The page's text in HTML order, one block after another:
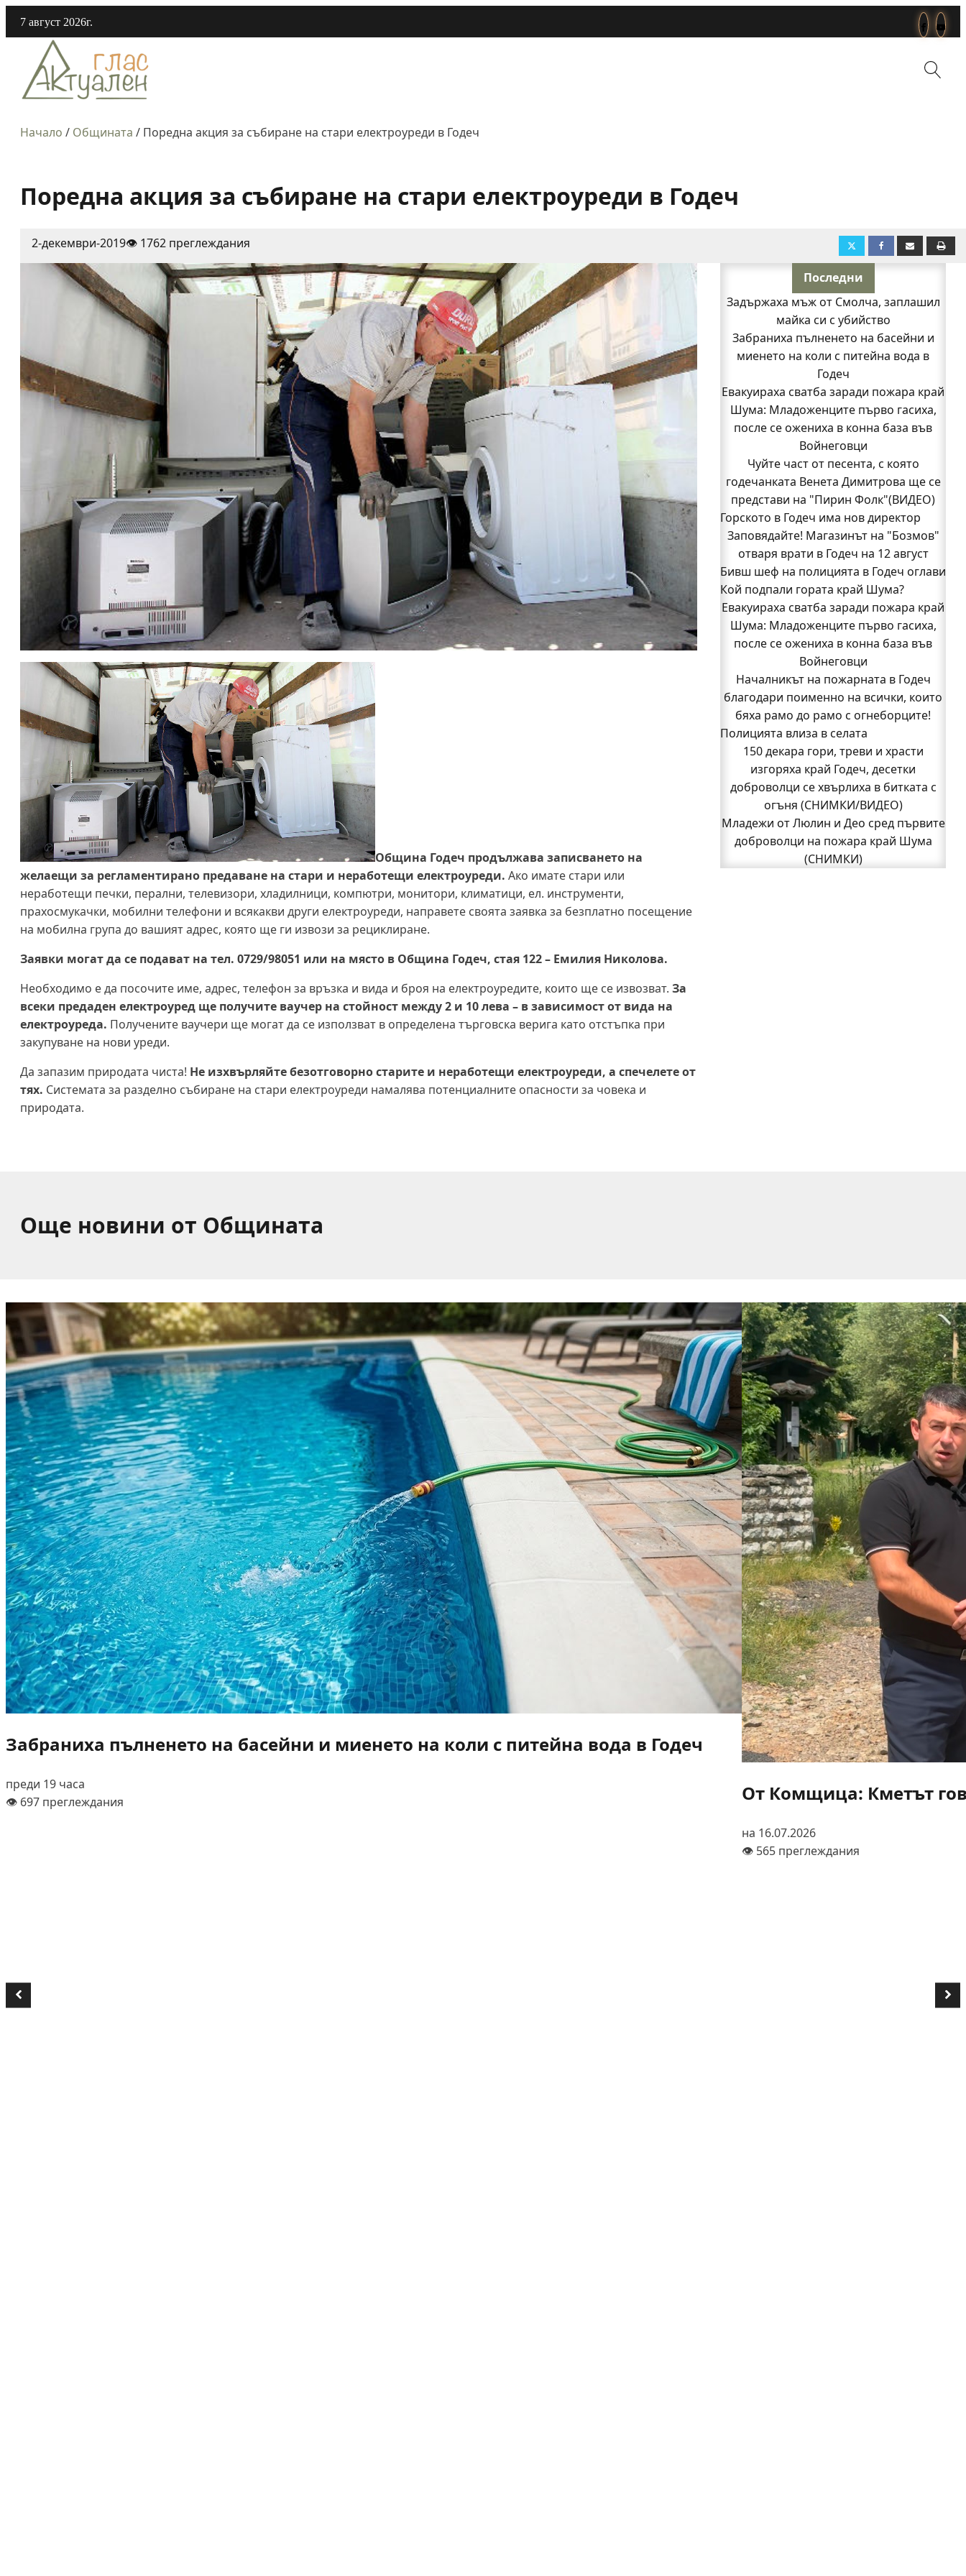
7 август 2026г.
Начало / Общината / Поредна акция за събиране на стари електроуреди в Годеч
Поредна акция за събиране на стари електроуреди в Годеч
2-декември-2019👁️ 1762 преглеждания
Община Годеч продължава записването на
желаещи за регламентирано предаване на стари и неработещи електроуреди. Ако имате стари или
неработещи печки, перални, телевизори, хладилници, компютри, монитори, климатици, ел. инструменти,
прахосмукачки, мобилни телефони и всякакви други електроуреди, направете своята заявка за безплатно посещение
на мобилна група до вашият адрес, която ще ги извози за рециклиране.
Заявки могат да се подават на тел. 0729/98051 или на място в Община Годеч, стая 122 – Емилия Николова.
Необходимо е да посочите име, адрес, телефон за връзка и вида и броя на електроуредите, които ще се извозват. За
всеки предаден електроуред ще получите ваучер на стойност между 2 и 10 лева – в зависимост от вида на
електроуреда. Получените ваучери ще могат да се използват в определена търговска верига като отстъпка при
закупуване на нови уреди.
Да запазим природата чиста! Не изхвърляйте безотговорно старите и неработещи електроуреди, а спечелете от
тях. Системата за разделно събиране на стари електроуреди намалява потенциалните опасности за човека и
природата.
Последни
Задържаха мъж от Смолча, заплашил
майка си с убийство
Забраниха пълненето на басейни и
миенето на коли с питейна вода в
Годеч
Евакуираха сватба заради пожара край
Шума: Младоженците първо гасиха,
после се ожениха в конна база във
Войнеговци
Чуйте част от песента, с която
годечанката Венета Димитрова ще се
представи на "Пирин Фолк"(ВИДЕО)
Горското в Годеч има нов директор
Заповядайте! Магазинът на "Бозмов"
отваря врати в Годеч на 12 август
Бивш шеф на полицията в Годеч оглави
ОДМВР-Видин
Кой подпали гората край Шума?
Младежи от Люлин и Део сред първите
доброволци на пожара край Шума
(СНИМКИ)
Началникът на пожарната в Годеч
благодари поименно на всички, които
бяха рамо до рамо с огнеборците!
150 декара гори, треви и храсти
изгоряха край Годеч, десетки
доброволци се хвърлиха в битката с
огъня (СНИМКИ/ВИДЕО)
Полицията влиза в селата
Възможни са прекъсвания на тока утре
в части от община Годеч
Какво накара Яна и Станимир да
Кой подпали гората край Шума?
Евакуираха сватба заради пожара край
Шума: Младоженците първо гасиха,
после се ожениха в конна база във
Войнеговци
Началникът на пожарната в Годеч
благодари поименно на всички, които
бяха рамо до рамо с огнеборците!
Полицията влиза в селата
150 декара гори, треви и храсти
изгоряха край Годеч, десетки
доброволци се хвърлиха в битката с
огъня (СНИМКИ/ВИДЕО)
Младежи от Люлин и Део сред първите
доброволци на пожара край Шума
(СНИМКИ)
Още новини от Общината
Забраниха пълненето на басейни и миенето на коли с питейна вода в Годеч
преди 19 часа
👁️ 697 преглеждания
От Комщица: Кметът
на 16.07.2026
👁️ 565 преглеждания